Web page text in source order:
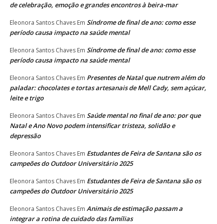
de celebração, emoção e grandes encontros à beira-mar
Eleonora Santos Chaves Em Síndrome de final de ano: como esse
período causa impacto na saúde mental
Eleonora Santos Chaves Em Síndrome de final de ano: como esse
período causa impacto na saúde mental
Eleonora Santos Chaves Em Presentes de Natal que nutrem além do
paladar: chocolates e tortas artesanais de Mell Cady, sem açúcar,
leite e trigo
Eleonora Santos Chaves Em Saúde mental no final de ano: por que
Natal e Ano Novo podem intensificar tristeza, solidão e
depressão
Eleonora Santos Chaves Em Estudantes de Feira de Santana são os
campeões do Outdoor Universitário 2025
Eleonora Santos Chaves Em Estudantes de Feira de Santana são os
campeões do Outdoor Universitário 2025
Eleonora Santos Chaves Em Animais de estimação passam a
integrar a rotina de cuidado das famílias